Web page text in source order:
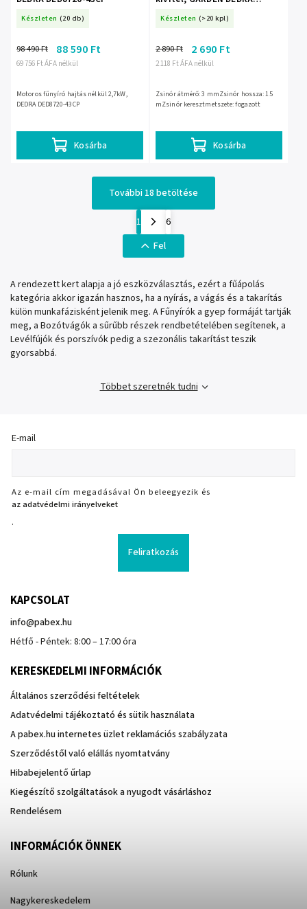
Készleten (20 db)
69 756 Ft ÁFA nélkül
98 490 Ft 88 590 Ft
Kosárba
Motoros fűnyíró hajtás nélkül 2,7kW,
DEDRA DED8720-43CP
Készleten (>20 kpl)
2 118 Ft ÁFA nélkül
2 890 Ft 2 690 Ft
Kosárba
Zsinór átmérő: 3 mmZsinór hossza: 15
mZsinór keresztmetszete: fogazott
További 18 betöltése
1
6
Fel
A rendezett kert alapja a jó eszközválasztás, ezért a fűápolás
kategória akkor igazán hasznos, ha a nyírás, a vágás és a takarítás
külön munkafázisként jelenik meg. A Fűnyírók a gyep formáját tartják
meg, a Bozótvágók a sűrűbb részek rendbetételében segítenek, a
Levélfújók és porszívók pedig a szezonális takarítást teszik
gyorsabbá.
Többet szeretnék tudni
E-mail
Az e-mail cím megadásával Ön beleegyezik és
az adatvédelmi irányelveket
.
Feliratkozás
KAPCSOLAT
info@pabex.hu
Hétfő - Péntek: 8:00 – 17:00 óra
KERESKEDELMI INFORMÁCIÓK
Általános szerződési feltételek
Adatvédelmi tájékoztató és sütik használata
A pabex.hu internetes üzlet reklamációs szabályzata
Szerződéstől való elállás nyomtatvány
Hibabejelentő űrlap
Kiegészítő szolgáltatások a nyugodt vásárláshoz
Rendelésem
INFORMÁCIÓK ÖNNEK
Rólunk
Nagykereskedelem